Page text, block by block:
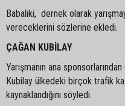
Babaliki, dernek olarak
vereceklerini sözlerine ekledi.
ÇAĞAN KUBİLAY
Yarışmanın ana
Kubilay ülkedeki birçok trafik
kaynaklandığını söyledi.